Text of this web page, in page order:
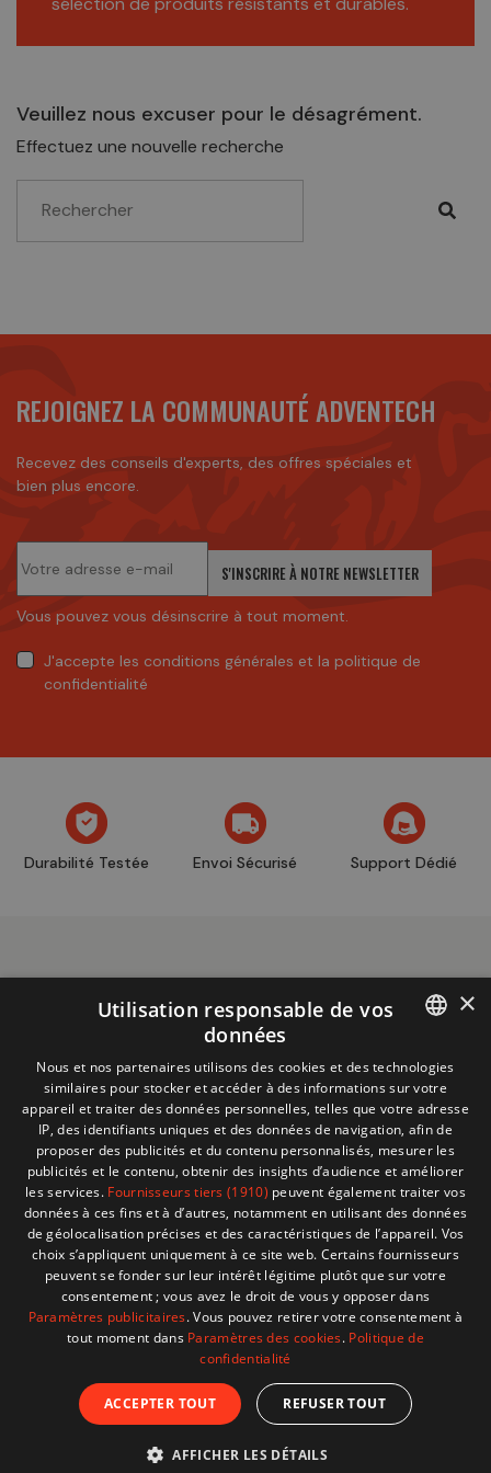
Veuillez nous excuser pour le désagrément.
Effectuez une nouvelle recherche
REJOIGNEZ LA COMMUNAUTÉ ADVENTECH
Recevez des conseils d'experts, des offres spéciales et
bien plus encore.
S'INSCRIRE À NOTRE NEWSLETTER
Vous pouvez vous désinscrire à tout moment.
J'accepte les conditions générales et la politique de
confidentialité
Durabilité Testée Envoi Sécurisé Support Dédié
MENU
SHOP
BESOIN D'AIDE ?
boutique
+32 (0)2 704 93 20
store@adventech.be
Mercuriusstraat 24 - 1930 Zaventem
© 2026 Adventech. Created byATdesign. Developped
by
FRENCH
×
Utilisation responsable de vos
données
Nous et nos partenaires utilisons des cookies et des technologies
similaires pour stocker et accéder à des informations sur votre
appareil et traiter des données personnelles, telles que votre adresse
IP, des identifiants uniques et des données de navigation, afin de
proposer des publicités et du contenu personnalisés, mesurer les
publicités et le contenu, obtenir des insights d’audience et améliorer
les services. Fournisseurs tiers (1910) peuvent également traiter vos
données à ces fins et à d’autres, notamment en utilisant des données
de géolocalisation précises et des caractéristiques de l’appareil. Vos
choix s’appliquent uniquement à ce site web. Certains fournisseurs
peuvent se fonder sur leur intérêt légitime plutôt que sur votre
consentement ; vous avez le droit de vous y opposer dans
Paramètres publicitaires. Vous pouvez retirer votre consentement à
tout moment dans Paramètres des cookies. Politique de
confidentialité
ACCEPTER TOUT REFUSER TOUT
AFFICHER LES DÉTAILS